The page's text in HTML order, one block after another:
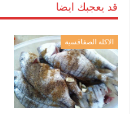
قد يعجبك ايضا
الاكلة الصفاقسية